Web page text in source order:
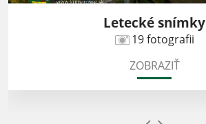
Letecké snímky
19 fotografii
ZOBRAZIŤ